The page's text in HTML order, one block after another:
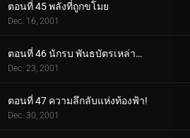
ตอนที่ 45 พลังที่ถูกขโมย
Dec. 16, 2001
ตอนที่ 46 นักรบ พันธบัตรเหล่านั้น
Dec. 23, 2001
ตอนที่ 47 ความลึกลับแห่งท้องฟ้า!
Dec. 30, 2001